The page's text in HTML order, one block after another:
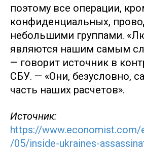
поэтому все операции,
конфиденциальных,
небольшими группами.
являются нашим самым
— говорит источник в
СБУ. — «Они, безусловно,
часть наших расчетов».
Источник:
https://
/05/inside-ukraines-